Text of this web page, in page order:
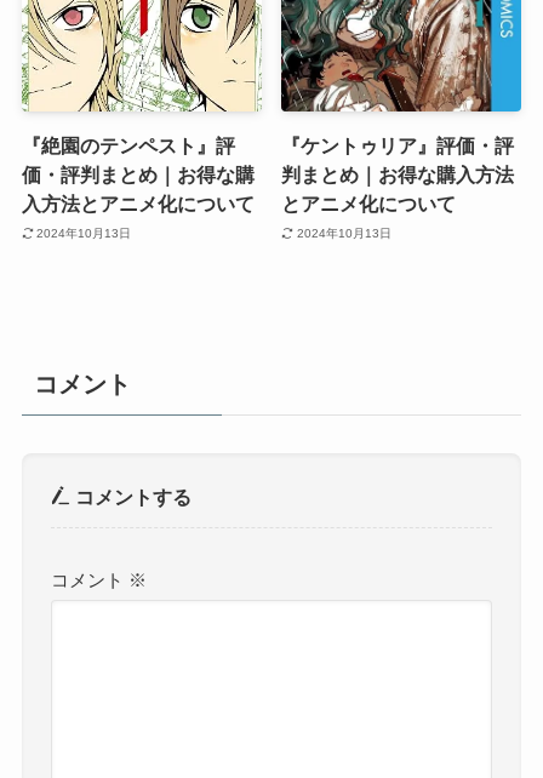
『絶園のテンペスト』評
価・評判まとめ｜お得な購
入方法とアニメ化について
2024年10月13日
『ケントゥリア』評価・評
判まとめ｜お得な購入方法
とアニメ化について
2024年10月13日
コメント
コメントする
コメント ※